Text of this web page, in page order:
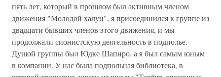
пять лет, который в прошлом был активным членом
движения "Молодой халуц", я присоединился к группе из
двадцати бывших членов этого движения, и мы
продолжали сионистскую деятельность в подполье.
Душой группы был Юдке Шапиро, а я был самым юным
в компании. У нас была подпольная библиотека, в